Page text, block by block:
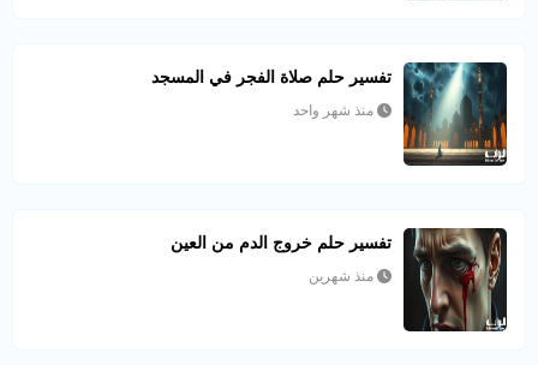
تفسير حلم صلاة الفجر في المسجد
منذ شهر واحد
تفسير حلم خروج الدم من العين
منذ شهرين